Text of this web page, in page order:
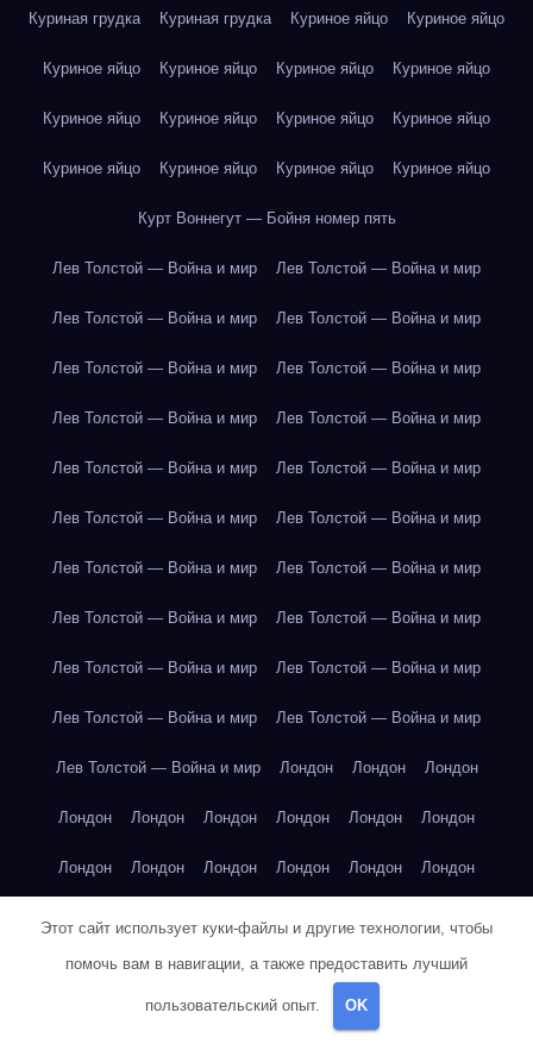
Куриная грудка Куриная грудка Куриное яйцо Куриное яйцо
Куриное яйцо Куриное яйцо Куриное яйцо Куриное яйцо
Куриное яйцо Куриное яйцо Куриное яйцо Куриное яйцо
Куриное яйцо Куриное яйцо Куриное яйцо Куриное яйцо
Курт Воннегут — Бойня номер пять
Лев Толстой — Война и мир Лев Толстой — Война и мир
Лев Толстой — Война и мир Лев Толстой — Война и мир
Лев Толстой — Война и мир Лев Толстой — Война и мир
Лев Толстой — Война и мир Лев Толстой — Война и мир
Лев Толстой — Война и мир Лев Толстой — Война и мир
Лев Толстой — Война и мир Лев Толстой — Война и мир
Лев Толстой — Война и мир Лев Толстой — Война и мир
Лев Толстой — Война и мир Лев Толстой — Война и мир
Лев Толстой — Война и мир Лев Толстой — Война и мир
Лев Толстой — Война и мир Лев Толстой — Война и мир
Лев Толстой — Война и мир Лондон Лондон Лондон
Лондон Лондон Лондон Лондон Лондон Лондон
Лондон Лондон Лондон Лондон Лондон Лондон
Лондон Лондон
Лондон Лондон Лондон Лондон Лос-Анджелес
Этот сайт использует куки-файлы и другие технологии, чтобы
помочь вам в навигации, а также предоставить лучший
пользовательский опыт. OK